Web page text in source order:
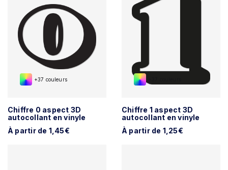
+37 couleurs
Chiffre 0 aspect 3D
autocollant en vinyle
À partir de 1,45€
Chiffre 1 aspect 3D
autocollant en vinyle
À partir de 1,25€